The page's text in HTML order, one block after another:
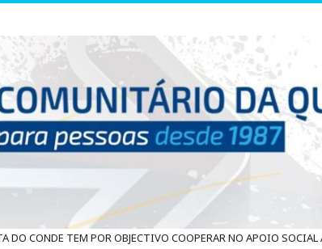
DO CONDE TEM POR OBJECTIVO COOPERAR NO APOIO